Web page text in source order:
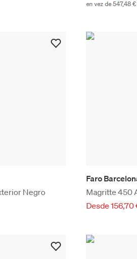
en vez de 547,48 €
Negro
Faro
Magritte 450
Desde 156,70